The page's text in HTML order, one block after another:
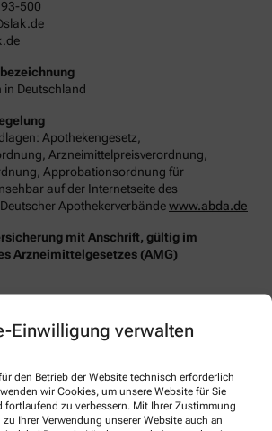
Einwilligung verwalten
den Betrieb der Website technisch erforderlich
wir Cookies, um unsere Website für Sie
zu verbessern. Mit Ihrer Zustimmung
Ihrer Verwendung unserer Website auch an
500
in Deutschland
Apothekengesetz,
Arzneimittelpreisverordnung,
Approbationsordnung für
auf der Internetseite des
Apothekerverbändewww.abda.de
mit Anschrift, gültig im
Arzneimittelgesetzes (AMG)
hier erreichen:
Dresden